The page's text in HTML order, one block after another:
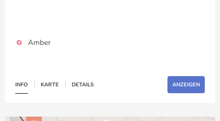
Amber
INFO KARTE DETAILS ANZEIGEN